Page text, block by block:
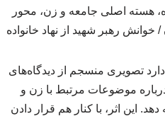
تصویری منسجم از دیدگاه‌های
موضوعات مرتبط با زن و
دهد. این اثر، با کنار هم قرار دادن